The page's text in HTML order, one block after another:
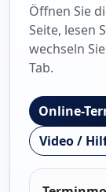
Öffnen Sie
Seite, lesen
wechseln
Tab.
Online-
Video /